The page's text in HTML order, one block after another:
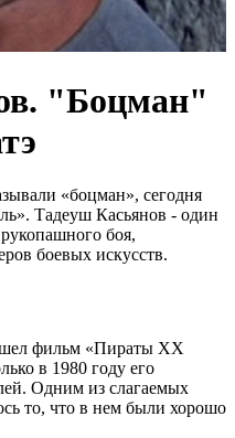
"Боцман"
«боцман», сегодня
Тадеуш Касьянов - один
боя,
боевых искусств.
фильм «Пираты ХХ
в 1980 году его
Одним из слагаемых
то, что в нем были хорошо